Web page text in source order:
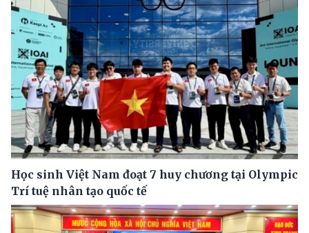
Học sinh Việt Nam đoạt 7 huy chương tại Olympic
Trí tuệ nhân tạo quốc tế